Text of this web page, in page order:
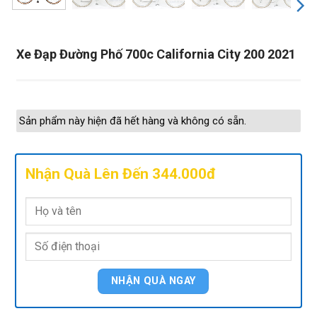
Xe Đạp Đường Phố 700c California City 200 2021
Sản phẩm này hiện đã hết hàng và không có sẵn.
Nhận Quà Lên Đến 344.000đ